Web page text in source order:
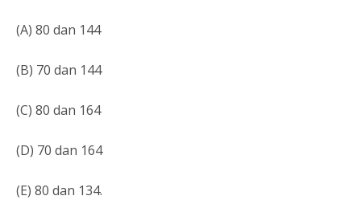
(A) 80 dan 144
(B) 70 dan 144
(C) 80 dan 164
(D) 70 dan 164
(E) 80 dan 134.